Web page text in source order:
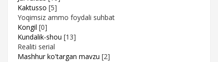
Kaktusso [5]
Yoqimsiz ammo foydali suhbat
Kongil [0]
Kundalik-shou [13]
Realiti serial
Mashhur ko'targan mavzu [2]